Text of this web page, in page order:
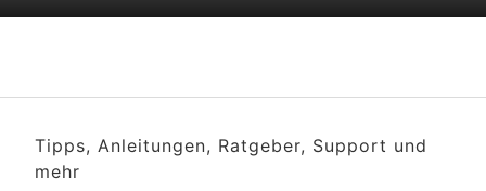
Tipps, Anleitungen, Ratgeber, Support und
mehr